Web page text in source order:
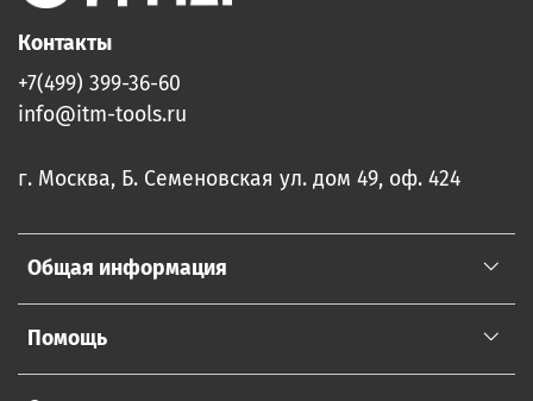
Общая информация
Помощь
Контакты
+7(499) 399-36-60
info@itm-tools.ru
г. Москва, Б. Семеновская ул. дом 49, оф. 424